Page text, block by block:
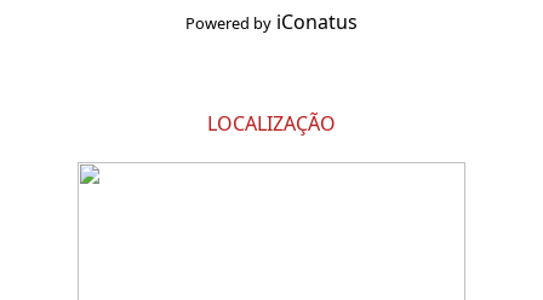
Powered by iConatus
LOCALIZAÇÃO